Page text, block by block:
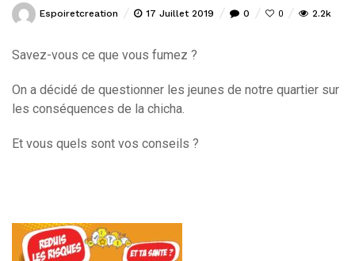
Espoiretcreation 17 Juillet 2019 0 0 2.2k
Savez-vous ce que vous fumez ?
On a décidé de questionner les jeunes de notre quartier sur
les conséquences de la chicha.
Et vous quels sont vos conseils ?